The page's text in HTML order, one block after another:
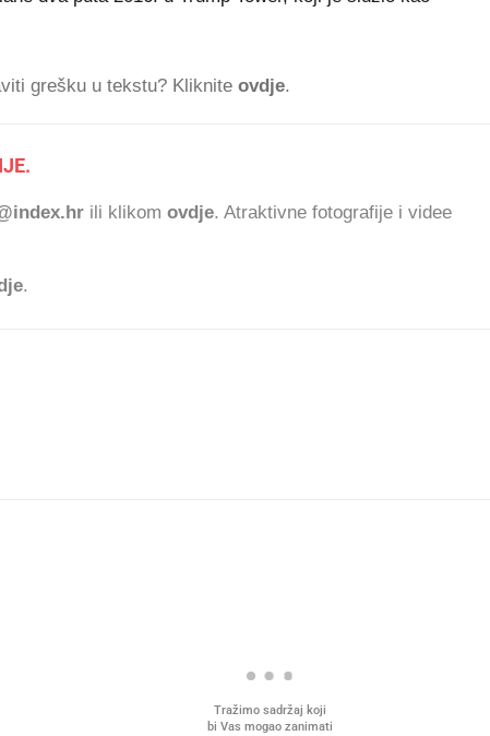
grešku u tekstu? Kliknite ovdje.
ili klikom ovdje. Atraktivne fotografije i videe
.
Tražimo sadržaj koji
bi Vas mogao zanimati